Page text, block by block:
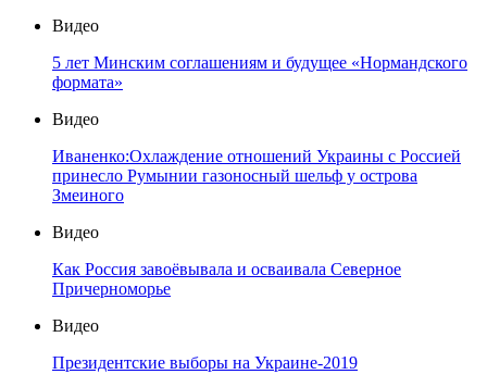
Видео
5 лет Минским соглашениям и будущее «Нормандского
формата»
Видео
Иваненко:Охлаждение отношений Украины с Россией
принесло Румынии газоносный шельф у острова
Змеиного
Видео
Как Россия завоёвывала и осваивала Северное
Причерноморье
Видео
Президентские выборы на Украине-2019